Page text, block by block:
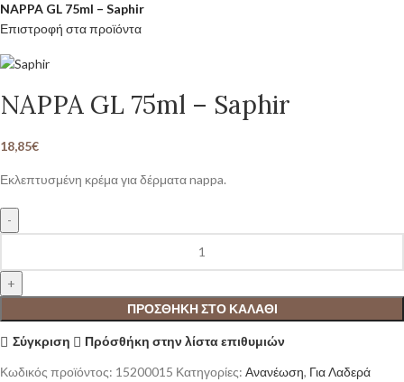
NAPPA GL 75ml – Saphir
Επιστροφή στα προϊόντα
NAPPA GL 75ml – Saphir
18,85€
Εκλεπτυσμένη κρέμα για δέρματα nappa.
ΠΡΟΣΘΉΚΗ ΣΤΟ ΚΑΛΆΘΙ
Σύγκριση
Πρόσθήκη στην λίστα επιθυμιών
Κωδικός προϊόντος: 15200015 Κατηγορίες: Ανανέωση, Για Λαδερά